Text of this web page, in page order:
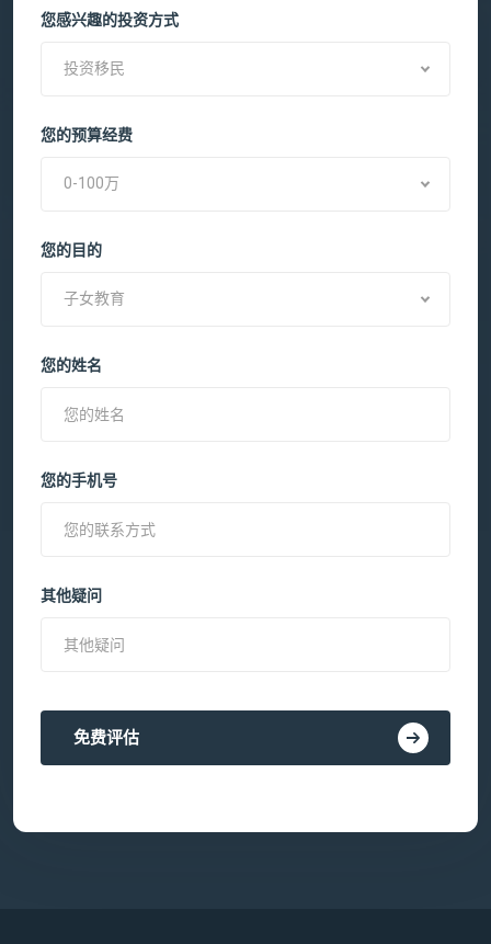
您感兴趣的投资方式
投资移民
您的预算经费
0-100万
您的目的
子女教育
您的姓名
您的手机号
其他疑问
免费评估